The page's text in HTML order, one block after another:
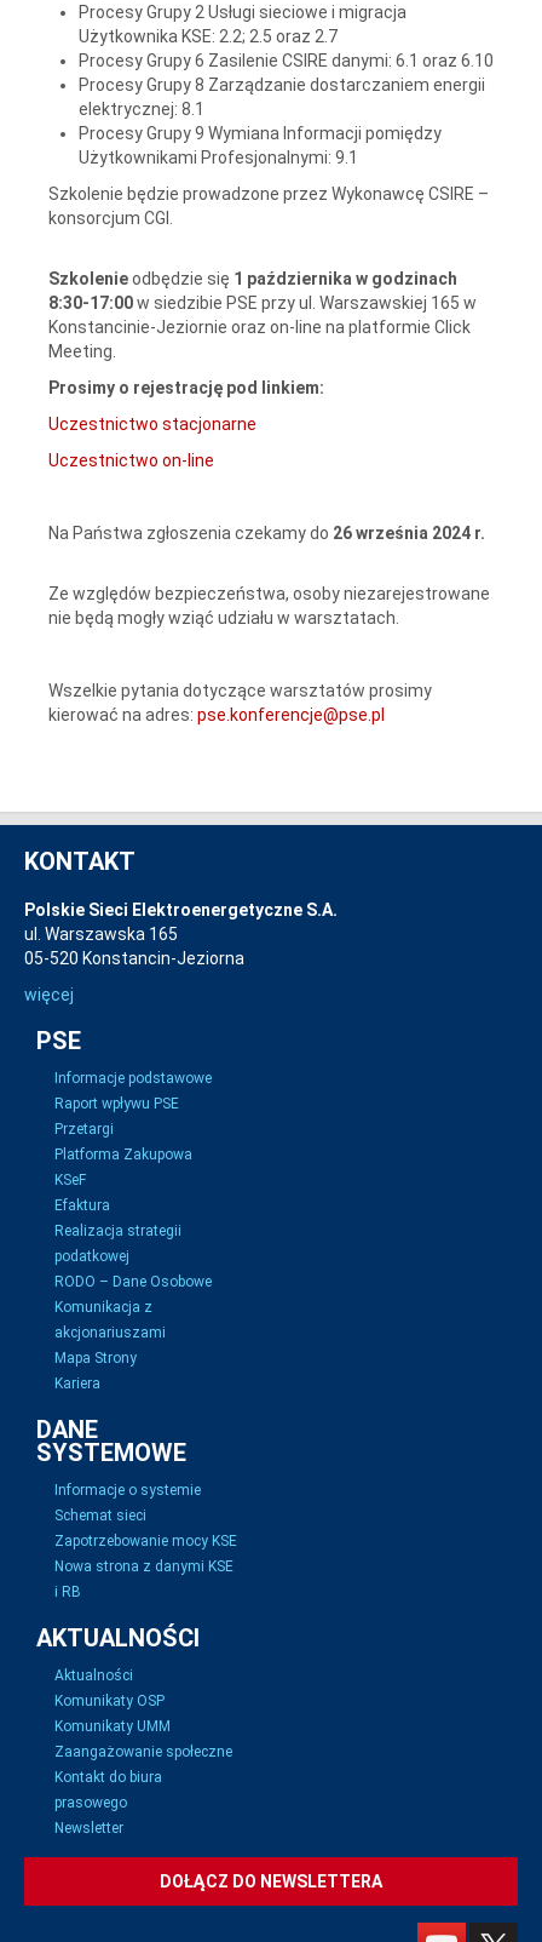
Procesy Grupy 2 Usługi sieciowe i migracja
Użytkownika KSE: 2.2; 2.5 oraz 2.7
Procesy Grupy 6 Zasilenie CSIRE danymi: 6.1 oraz 6.10
Procesy Grupy 8 Zarządzanie dostarczaniem energii
elektrycznej: 8.1
Procesy Grupy 9 Wymiana Informacji pomiędzy
Użytkownikami Profesjonalnymi: 9.1
Szkolenie będzie prowadzone przez Wykonawcę CSIRE –
konsorcjum CGI.
Szkolenieodbędzie się 1 października w godzinach
8:30-17:00w siedzibie PSE przy ul. Warszawskiej 165 w
Konstancinie-Jeziornie oraz on-line na platformie Click
Meeting.
Prosimy o rejestrację pod linkiem:
Uczestnictwo stacjonarne
Uczestnictwo on-line
Na Państwa zgłoszenia czekamy do 26 września 2024 r.
Ze względów bezpieczeństwa, osoby niezarejestrowane
nie będą mogły wziąć udziału w warsztatach.
Wszelkie pytania dotyczące warsztatów prosimy
kierować na adres: pse.konferencje@pse.pl
KONTAKT
Polskie Sieci Elektroenergetyczne S.A.
ul. Warszawska 165
05-520 Konstancin-Jeziorna
więcej
PSE
Informacje podstawowe
Raport wpływu PSE
Przetargi
Platforma Zakupowa
KSeF
Efaktura
Realizacja strategii
podatkowej
RODO – Dane Osobowe
Komunikacja z
akcjonariuszami
Mapa Strony
Kariera
DANE
SYSTEMOWE
Informacje o systemie
Schemat sieci
Zapotrzebowanie mocy KSE
Nowa strona z danymi KSE
i RB
AKTUALNOŚCI
Aktualności
Komunikaty OSP
Komunikaty UMM
Zaangażowanie społeczne
Kontakt do biura
prasowego
Newsletter
DOŁĄCZ DO NEWSLETTERA